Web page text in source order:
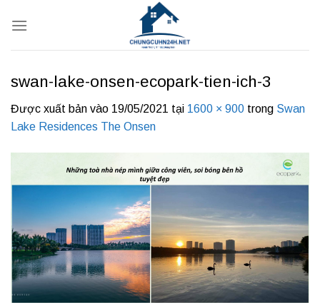
qua
swan-lake-onsen-ecopark-tien-ich-3
Được xuất bản vào 19/05/2021 tại 1600 × 900 trong Swan
Lake Residences The Onsen